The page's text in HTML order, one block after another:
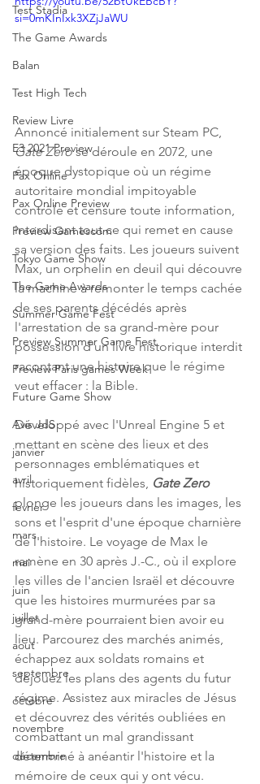
Test Stadia
The Game Awards
Balan
Test High Tech
Review Livre
E3 2021 Preview
Pax Online
Pax Online Preview
Preview Gamescom
Tokyo Game Show
The Game Awards
Summer Game Fest
Preview Summer Game Fest
Preview Paris games Week
Future Game Show
Avis JdS
janvier
avril
fevrier
mars
mai
juin
juillet
aout
septembre
octobre
novembre
décembre
si=0mKInIxk3XZjJaWU
Annoncé initialement sur Steam PC,
Gate Zero se déroule en 2072, une
époque dystopique où un régime
autoritaire mondial impitoyable
contrôle et censure toute information,
interdisant tout ce qui remet en cause
sa version des faits. Les joueurs suivent
Max, un orphelin en deuil qui découvre
la machine à remonter le temps cachée
de ses parents décédés après
l'arrestation de sa grand-mère pour
possession d'un livre historique interdit
racontant une histoire que le régime
veut effacer : la Bible.
Développé avec l'Unreal Engine 5 et
mettant en scène des lieux et des
personnages emblématiques et
historiquement fidèles, Gate Zero
plonge les joueurs dans les images, les
sons et l'esprit d'une époque charnière
de l'histoire. Le voyage de Max le
ramène en 30 après J.-C., où il explore
les villes de l'ancien Israël et découvre
que les histoires murmurées par sa
grand-mère pourraient bien avoir eu
lieu. Parcourez des marchés animés,
échappez aux soldats romains et
déjouez les plans des agents du futur
régime. Assistez aux miracles de Jésus
et découvrez des vérités oubliées en
combattant un mal grandissant
déterminé à anéantir l'histoire et la
mémoire de ceux qui y ont vécu.